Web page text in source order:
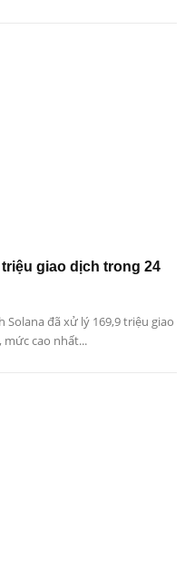
giao dịch trong 24
Solana đã xử lý 169,9 triệu giao
cao nhất...